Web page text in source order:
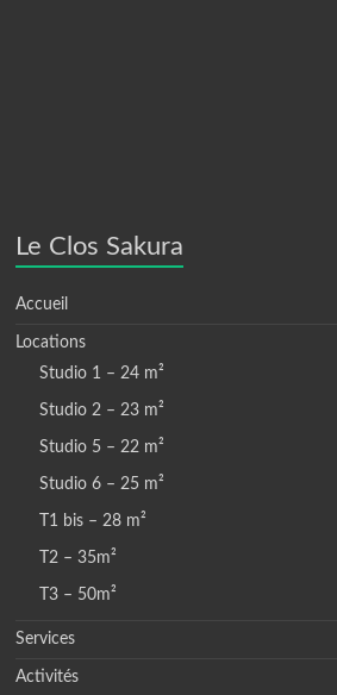
Le Clos Sakura
Accueil
Locations
Studio 1 – 24 m²
Studio 2 – 23 m²
Studio 5 – 22 m²
Studio 6 – 25 m²
T1 bis – 28 m²
T2 – 35m²
T3 – 50m²
Services
Activités